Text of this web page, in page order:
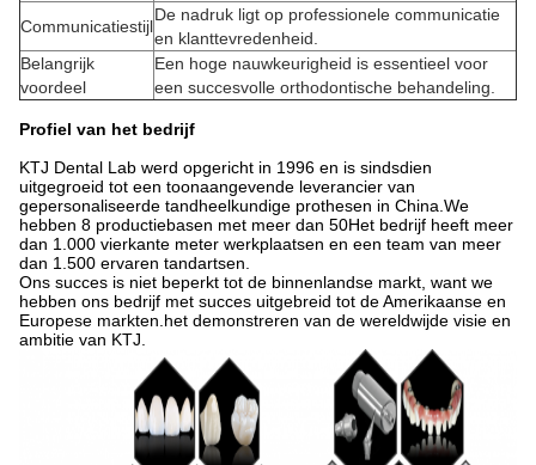
Communicatiestijl
De nadruk ligt op professionele communicatie
en klanttevredenheid.
Belangrijk
voordeel
Een hoge nauwkeurigheid is essentieel voor
een succesvolle orthodontische behandeling.
Profiel van het bedrijf
KTJ Dental Lab werd opgericht in 1996 en is sindsdien
uitgegroeid tot een toonaangevende leverancier van
gepersonaliseerde tandheelkundige prothesen in China.We
hebben 8 productiebasen met meer dan 50Het bedrijf heeft meer
dan 1.000 vierkante meter werkplaatsen en een team van meer
dan 1.500 ervaren tandartsen.
Ons succes is niet beperkt tot de binnenlandse markt, want we
hebben ons bedrijf met succes uitgebreid tot de Amerikaanse en
Europese markten.het demonstreren van de wereldwijde visie en
ambitie van KTJ.